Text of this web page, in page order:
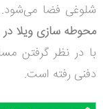
شلوغی فضا می‌شود.
محوطه سازی ویلا
با در نظر گرفتن
دفنی رفته است.